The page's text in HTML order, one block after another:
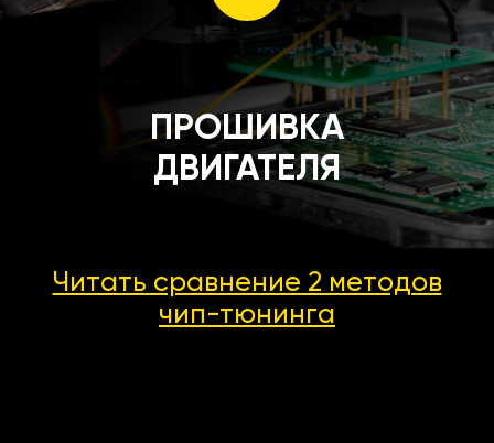
ПРОШИВКА
ДВИГАТЕЛЯ
Читать сравнение 2 методов
чип-тюнинга